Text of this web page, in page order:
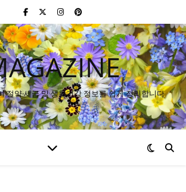
절약·세금 및 생활건강 정보를 쉽게 정리합니다